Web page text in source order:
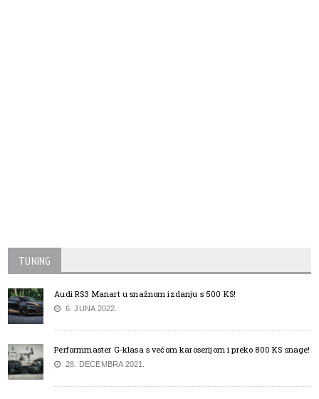
TUNING
Audi RS3 Manart u snažnom izdanju s 500 KS!
6. JUNA 2022.
Performmaster G-klasa s većom karoserijom i preko 800 KS snage!
28. DECEMBRA 2021.